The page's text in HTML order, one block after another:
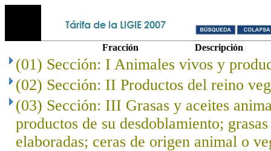
Fracción Descripción
(01) Sección: I Animales vivos y
(02) Sección: II Productos del reino
(03) Sección: III Grasas y aceites
productos de su desdoblamiento;
elaboradas; ceras de origen animal o